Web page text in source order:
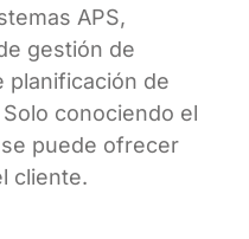
APS,
gestión de
planificación de
conociendo el
puede ofrecer
cliente.